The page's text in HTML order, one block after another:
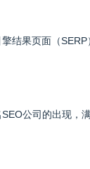
果页面（
公司的出现